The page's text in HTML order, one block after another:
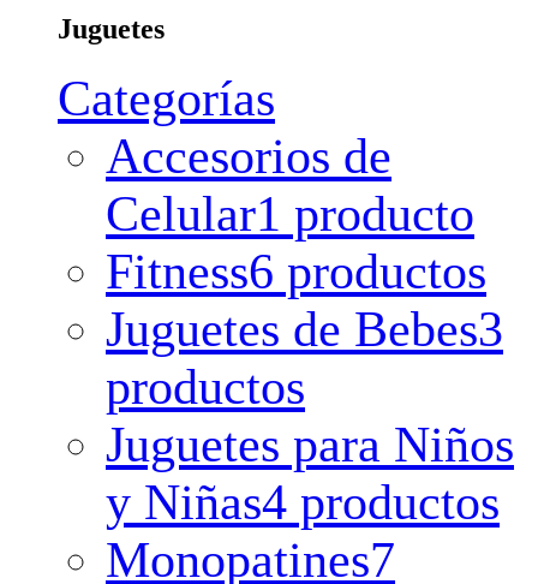
Juguetes
Categorías
Accesorios de
Celular1 producto
Fitness6 productos
Juguetes de Bebes3
productos
Juguetes para Niños
y Niñas4 productos
Monopatines7